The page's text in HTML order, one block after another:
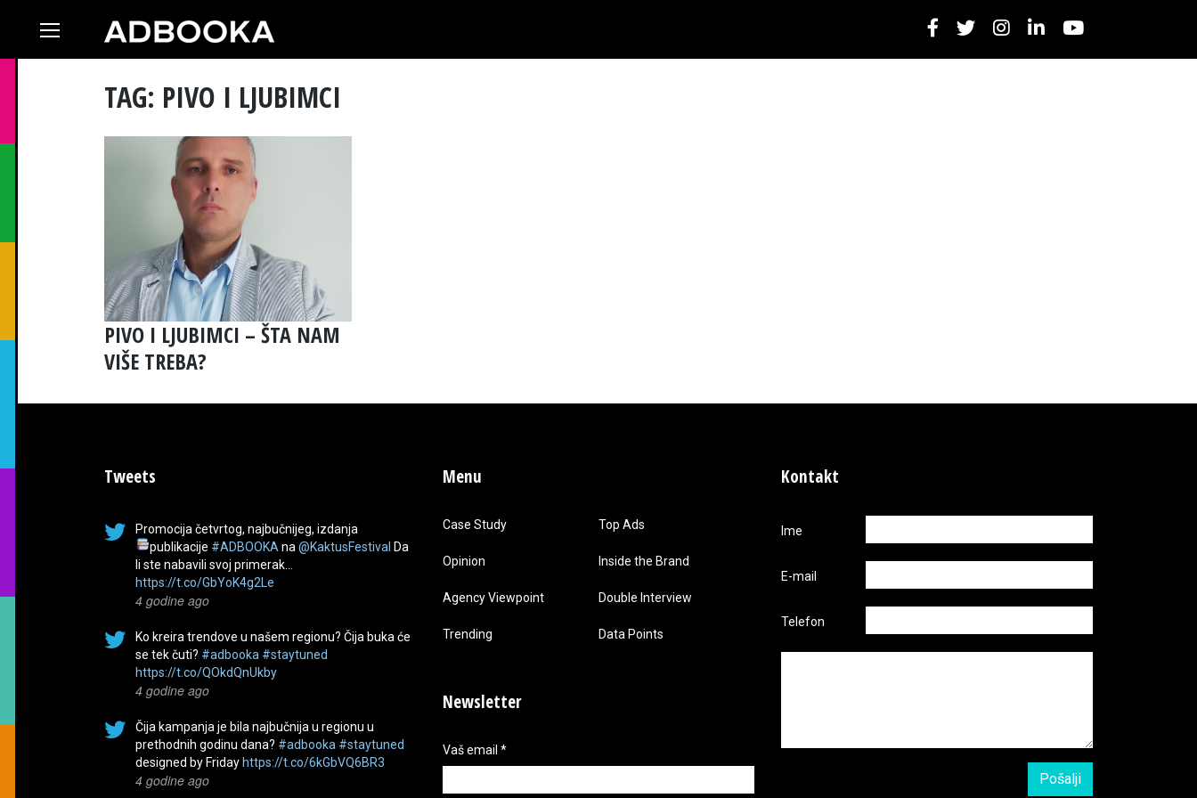
TAG: PIVO I LJUBIMCI
PIVO I LJUBIMCI – ŠTA NAM
VIŠE TREBA?
Tweets
Promocija četvrtog, najbučnijeg, izdanja
publikacije #ADBOOKA na @KaktusFestival Da
li ste nabavili svoj primerak…
https://t.co/GbYoK4g2Le
4 godine ago
Ko kreira trendove u našem regionu? Čija buka će
se tek čuti? #adbooka #staytuned
https://t.co/QOkdQnUkby
4 godine ago
Čija kampanja je bila najbučnija u regionu u
prethodnih godinu dana? #adbooka #staytuned
designed by Friday https://t.co/6kGbVQ6BR3
4 godine ago
Menu
Case Study Top Ads
Opinion Inside the Brand
Agency Viewpoint Double Interview
Trending Data Points
Newsletter
Vaš email *
Kontakt
Ime
E-mail
Telefon